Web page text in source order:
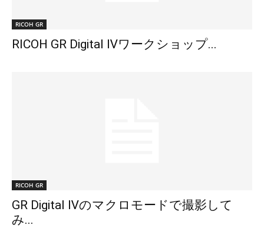
RICOH GR
RICOH GR Digital Ⅳワークショップ...
RICOH GR
GR Digital Ⅳのマクロモードで撮影して
み...